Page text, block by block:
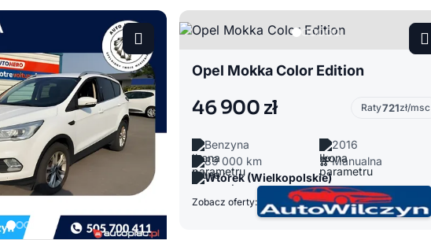
Opel Mokka Color Edition
46 900 zł Raty721zł/msc
Benzyna
2016
89 000 km
Manualna
Wtórek (Wielkopolskie)
Zobacz oferty: